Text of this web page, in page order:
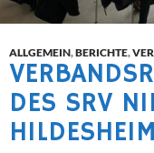
ALLGEMEIN,BERICHTE,
DES SRV
HILDESHEIM